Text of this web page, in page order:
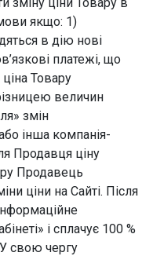
якщо: 1)
в дію нові
платежі, що
Товару
величин
змін
інша компанія-
Продавця ціну
Продавець
ціни на Сайті. Після
і сплачує 100 %
У свою чергу